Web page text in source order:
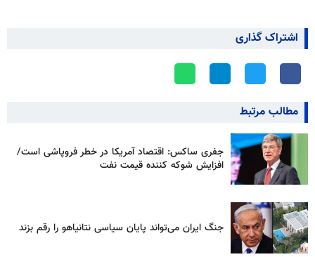
اشتراک گذاری
مطالب مرتبط
جفری ساکس: اقتصاد آمریکا در خطر فروپاشی است/
افزایش شوکه کننده قیمت نفت
جنگ ایران می‌تواند پایان سیاسی نتانیاهو را رقم بزند